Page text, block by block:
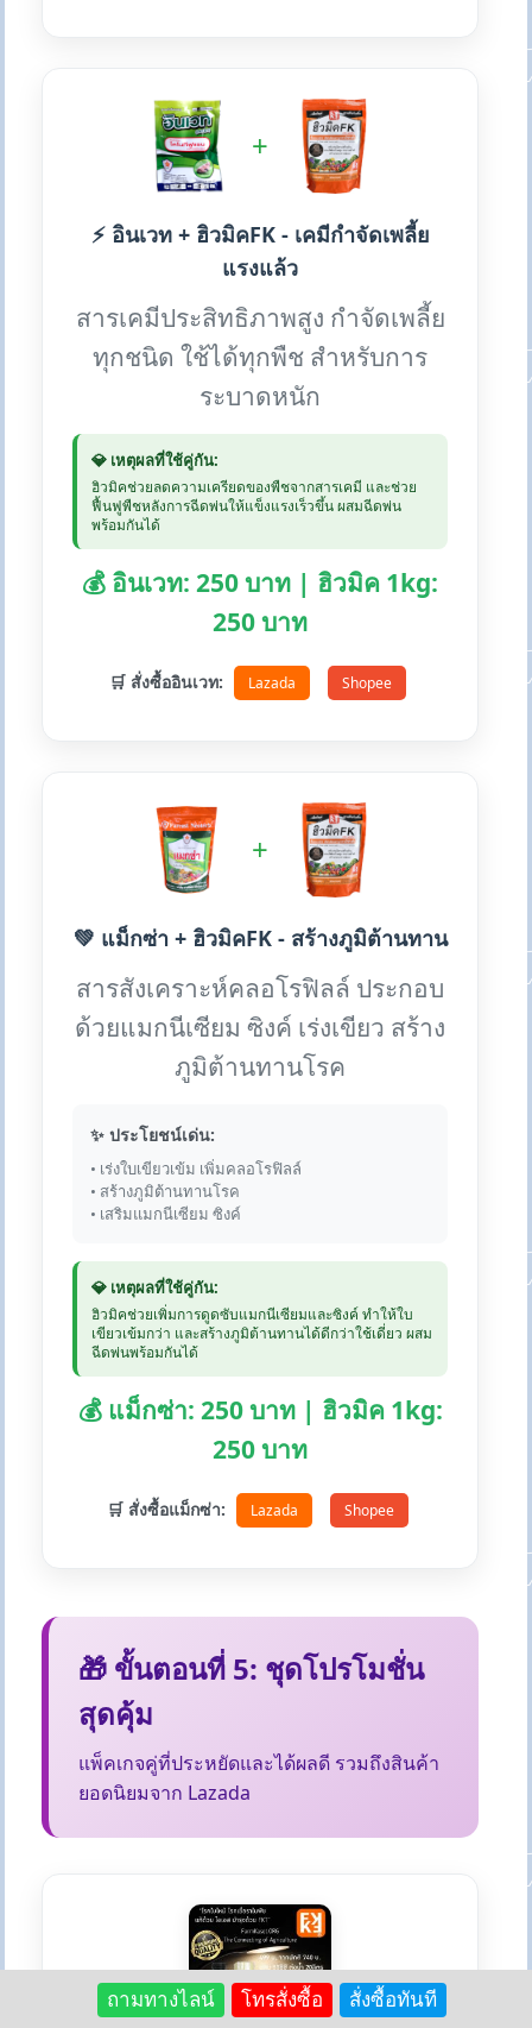
+
⚡ อินเวท + ฮิวมิคFK - เคมีกำจัดเพลี้ย
แรงแล้ว
สารเคมีประสิทธิภาพสูง กำจัดเพลี้ย
ทุกชนิด ใช้ได้ทุกพืช สำหรับการ
ระบาดหนัก
💎 เหตุผลที่ใช้คู่กัน:
ฮิวมิคช่วยลดความเครียดของพืชจากสารเคมี และช่วย
ฟื้นฟูพืชหลังการฉีดพ่นให้แข็งแรงเร็วขึ้น ผสมฉีดพ่น
พร้อมกันได้
💰 อินเวท: 250 บาท | ฮิวมิค 1kg:
250 บาท
🛒 สั่งซื้ออินเวท: Lazada Shopee
+
💚 แม็กซ่า + ฮิวมิคFK - สร้างภูมิต้านทาน
สารสังเคราะห์คลอโรฟิลล์ ประกอบ
ด้วยแมกนีเซียม ซิงค์ เร่งเขียว สร้าง
ภูมิต้านทานโรค
✨ ประโยชน์เด่น:
• เร่งใบเขียวเข้ม เพิ่มคลอโรฟิลล์
• สร้างภูมิต้านทานโรค
• เสริมแมกนีเซียม ซิงค์
💎 เหตุผลที่ใช้คู่กัน:
ฮิวมิคช่วยเพิ่มการดูดซับแมกนีเซียมและซิงค์ ทำให้ใบ
เขียวเข้มกว่า และสร้างภูมิต้านทานได้ดีกว่าใช้เดี่ยว ผสม
ฉีดพ่นพร้อมกันได้
💰 แม็กซ่า: 250 บาท | ฮิวมิค 1kg:
250 บาท
🛒 สั่งซื้อแม็กซ่า: Lazada Shopee
🎁 ขั้นตอนที่ 5: ชุดโปรโมชั่น
สุดคุ้ม
แพ็คเกจคู่ที่ประหยัดและได้ผลดี รวมถึงสินค้า
ยอดนิยมจาก Lazada
ถามทางไลน์ โทรสั่งซื้อ สั่งซื้อทันที